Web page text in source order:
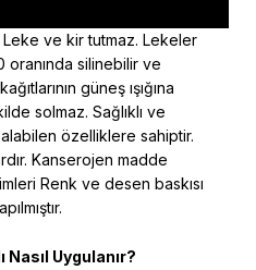
Leke ve kir tutmaz. Lekeler
oranında silinebilir ve
güneş ışığına
solmaz. Sağlıklı ve
özelliklere sahiptir.
Kanserojen madde
Renk ve desen baskısı
Nasıl Uygulanır?